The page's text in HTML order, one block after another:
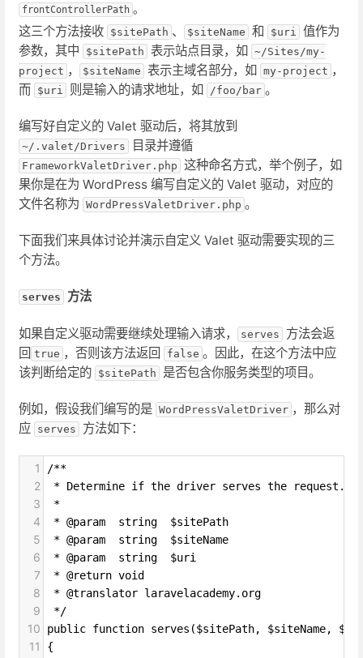
frontControllerPath 。
这三个方法接收 $sitePath 、 $siteName 和 $uri
值作为
参数，其中
$sitePath 表示站点目录，如 ~/Sites/my-
project ， $siteName 表示主域名部分，如 my-project ，
而 $uri 则是输入的请求地址，如 /foo/bar 。
编写好自定义的 Valet 驱动后，将其放到
~/.valet/Drivers 目录并遵循
FrameworkValetDriver.php 这种命名方式，举个例子，如
果你是在为 WordPress 编写自定义的 Valet 驱动，对应的
文件名称为 WordPressValetDriver.php 。
下面我们来具体讨论并演示自定义 Valet 驱动需要实现的三
个方法。
serves 方法
如果自定义驱动需要继续处理输入请求， serves
方法会返
回 true ，否则该方法返回 false 。因此，在这个方法中应
该判断给定的 $sitePath 是否包含你服务类型的项目。
例如，假设我们编写的是 WordPressValetDriver ，那么对
应 serves 方法如下：
1 /**
2 * Determine if the driver serves the request.
3 *
4 * @param  string  $sitePath
5 * @param  string  $siteName
6 * @param  string  $uri
7 * @return void
8 * @translator laravelacademy.org
9 */
10 public function serves($sitePath, $siteName,
11 {